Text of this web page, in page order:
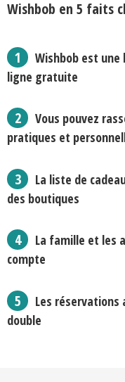
Wishbob en 5 faits
Wishbob est une
ligne gratuite
Vous pouvez
pratiques et
La liste de
des boutiques
La famille et les
compte
Les réservations
double